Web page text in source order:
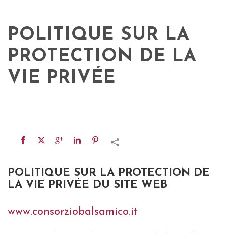
POLITIQUE SUR LA
PROTECTION DE LA
VIE PRIVÉE
POLITIQUE SUR LA PROTECTION DE
LA VIE PRIVÉE DU SITE WEB
www.consorziobalsamico.it